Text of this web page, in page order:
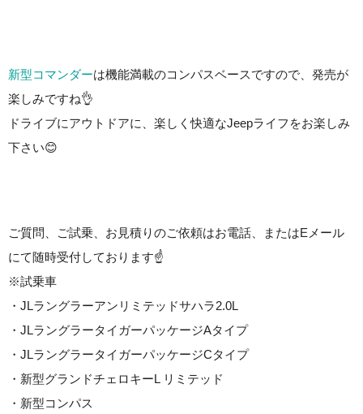
新型コマンダーは機能満載のコンパスベースですので、発売が
楽しみですね👌
ドライブにアウトドアに、楽しく快適なJeepライフをお楽しみ
下さい😊
ご質問、ご試乗、お見積りのご依頼はお電話、またはEメール
にて随時受付しております☝️
※試乗車
・JLラングラーアンリミテッドサハラ2.0L
・JLラングラータイガーパッケージAタイプ
・JLラングラータイガーパッケージCタイプ
・新型グランドチェロキーL リミテッド
・新型コンパス